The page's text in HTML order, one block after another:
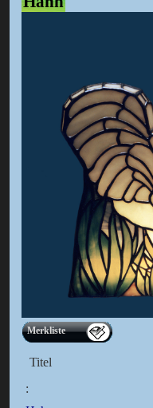
Merkliste
Titel
: